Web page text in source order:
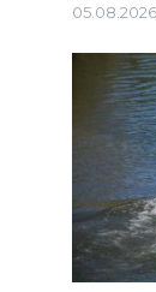
05.08.2026